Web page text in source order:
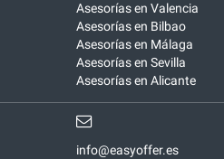
Asesorías en Valencia
Asesorías en Bilbao
Asesorías en Málaga
Asesorías en Sevilla
Asesorías en Alicante
info@easyoffer.es